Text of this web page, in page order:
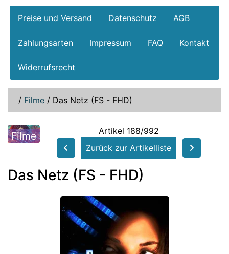
Preise und Versand Datenschutz AGB
Zahlungsarten Impressum FAQ Kontakt
Widerrufsrecht
/ Filme / Das Netz (FS - FHD)
Filme
Artikel 188/992
Zurück zur Artikelliste
Das Netz (FS - FHD)